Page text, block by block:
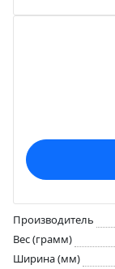
Производитель
Вес (грамм)
Ширина (мм)